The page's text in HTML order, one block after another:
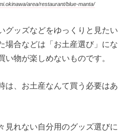
area/restaurant/blue-manta/
グッズなどをゆっくりと見たい
場合などは「お土産選び」にな
い物が楽しめないものです。
は、お土産なんて買う必要はあ
見れない自分用のグッズ選びに